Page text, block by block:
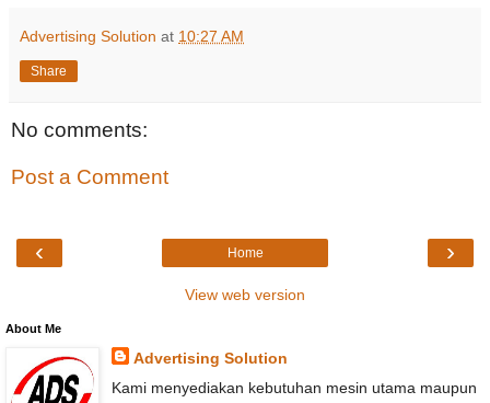
Advertising Solution at 10:27 AM
Share
No comments:
Post a Comment
‹ ›
Home
View web version
About Me
Advertising Solution
Kami menyediakan kebutuhan mesin utama maupun